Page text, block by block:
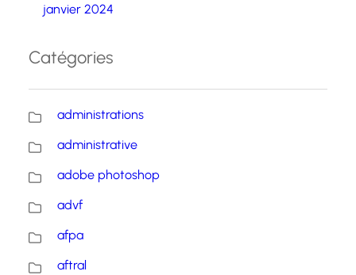
janvier 2024
Catégories
administrations
administrative
adobe photoshop
advf
afpa
aftral